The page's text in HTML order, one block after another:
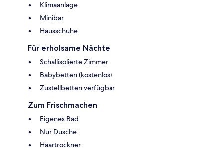
Klimaanlage
Minibar
Hausschuhe
Für erholsame Nächte
Schallisolierte Zimmer
Babybetten (kostenlos)
Zustellbetten verfügbar
Zum Frischmachen
Eigenes Bad
Nur Dusche
Haartrockner